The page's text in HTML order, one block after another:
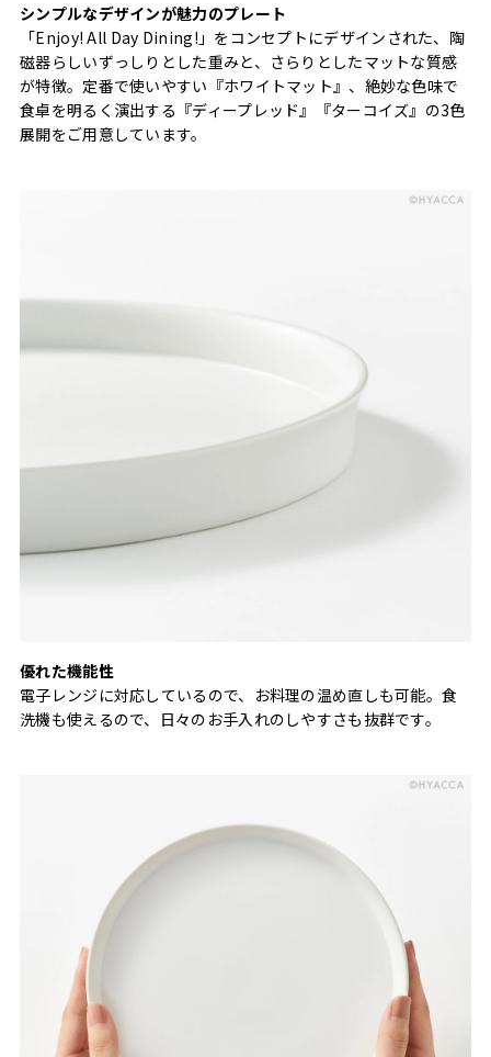
シンプルなデザインが魅力のプレート
「Enjoy! All Day Dining!」をコンセプトにデザインされた、陶
磁器らしいずっしりとした重みと、さらりとしたマットな質感
が特徴。定番で使いやすい『ホワイトマット』、絶妙な色味で
食卓を明るく演出する『ディープレッド』『ターコイズ』の3色
展開をご用意しています。
優れた機能性
電子レンジに対応しているので、お料理の温め直しも可能。食
洗機も使えるので、日々のお手入れのしやすさも抜群です。